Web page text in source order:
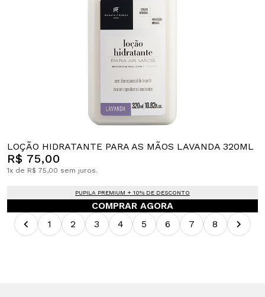
LOÇÃO HIDRATANTE PARA AS MÃOS LAVANDA 320ML
R$ 75,00
1x de R$ 75,00 sem juros.
PUPILA PREMIUM + 10% DE DESCONTO
COMPRAR AGORA
1
2 3 4 5 6 7 8